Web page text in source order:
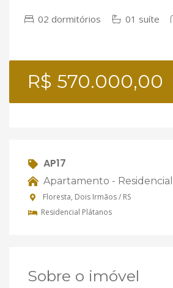
02 dormitórios 01 suíte
R$ 570.000,00
AP17
Apartamento - Residencial
Floresta, Dois Irmãos / RS
Residencial Plátanos
Sobre o imóvel